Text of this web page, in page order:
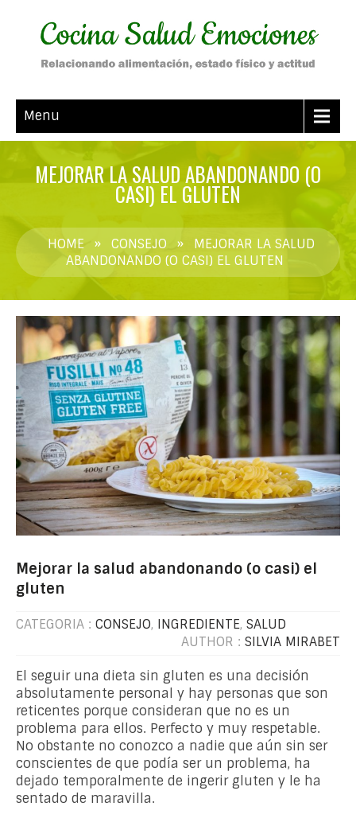
Menu
MEJORAR LA SALUD ABANDONANDO (O
CASI) EL GLUTEN
HOME » CONSEJO »
MEJORAR LA SALUD
ABANDONANDO (O CASI) EL GLUTEN
Mejorar la salud abandonando (o casi) el
gluten
CATEGORIA : CONSEJO, INGREDIENTE, SALUD
AUTHOR : SILVIA MIRABET
El seguir una dieta sin gluten es una decisión
absolutamente personal y hay personas que son
reticentes porque consideran que no es un
problema para ellos. Perfecto y muy respetable.
No obstante no conozco a nadie que aún sin ser
conscientes de que podía ser un problema, ha
dejado temporalmente de ingerir gluten y le ha
sentado de maravilla.